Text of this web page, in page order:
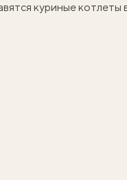
куриные котлеты